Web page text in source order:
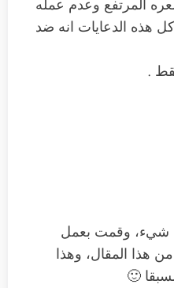
المرتفع وعدم عمله
كل هذه الدعايات انه ضد
.
شيء، وقمت بعمل
هذا المقال، وهذا
🙂